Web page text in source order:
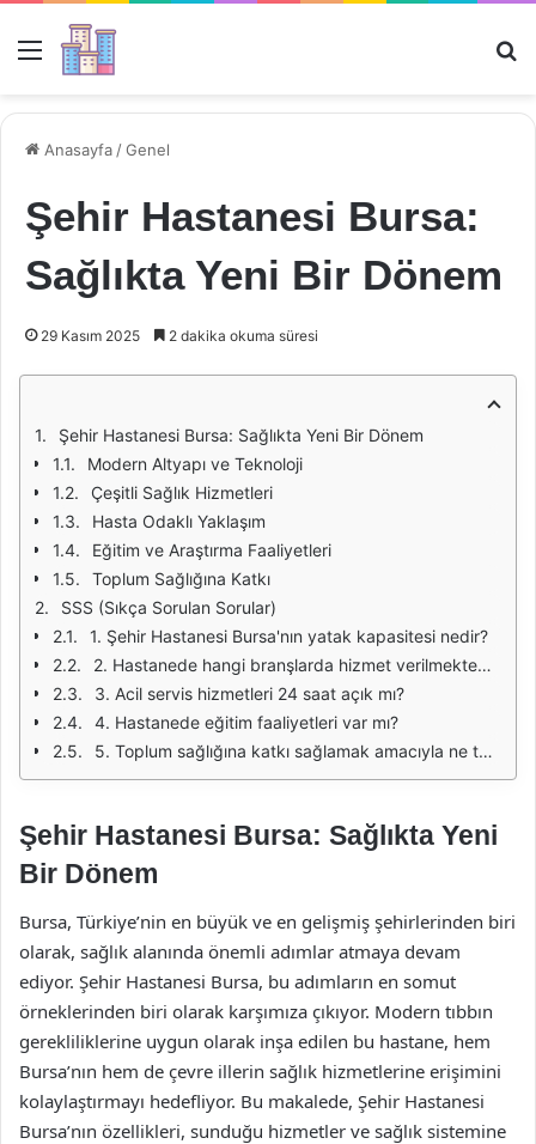
Menü
Anasayfa /Genel
Şehir Hastanesi Bursa:
Sağlıkta Yeni Bir Dönem
29 Kasım 2025 2 dakika okuma süresi
Şehir Hastanesi Bursa: Sağlıkta Yeni Bir Dönem
Modern Altyapı ve Teknoloji
Çeşitli Sağlık Hizmetleri
Hasta Odaklı Yaklaşım
Eğitim ve Araştırma Faaliyetleri
Toplum Sağlığına Katkı
SSS (Sıkça Sorulan Sorular)
1. Şehir Hastanesi Bursa'nın yatak kapasitesi nedir?
2. Hastanede hangi branşlarda hizmet verilmektedir?
3. Acil servis hizmetleri 24 saat açık mı?
4. Hastanede eğitim faaliyetleri var mı?
5. Toplum sağlığına katkı sağlamak amacıyla ne tür projeler yürütülmektedir?
Şehir Hastanesi Bursa: Sağlıkta Yeni
Bir Dönem
Bursa, Türkiye’nin en büyük ve en gelişmiş şehirlerinden biri
olarak, sağlık alanında önemli adımlar atmaya devam
ediyor. Şehir Hastanesi Bursa, bu adımların en somut
örneklerinden biri olarak karşımıza çıkıyor. Modern tıbbın
gerekliliklerine uygun olarak inşa edilen bu hastane, hem
Bursa’nın hem de çevre illerin sağlık hizmetlerine erişimini
kolaylaştırmayı hedefliyor. Bu makalede, Şehir Hastanesi
Bursa’nın özellikleri, sunduğu hizmetler ve sağlık sistemine